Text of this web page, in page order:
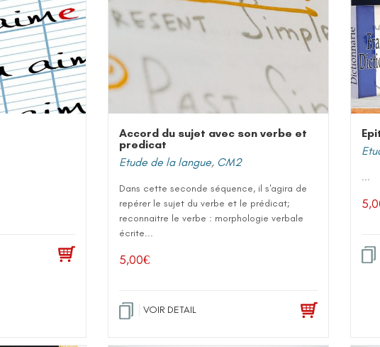
Accord du sujet avec son verbe et
predicat
Etude de la langue, CM2
Dans cette seconde séquence, il s'agira de
repérer le sujet du verbe et le prédicat;
reconnaitre le verbe : morphologie verbale
écrite...
5,00€
VOIR DETAIL
...